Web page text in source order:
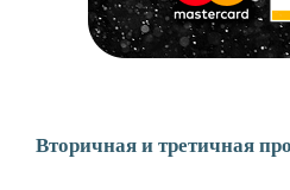
Вторичная и третичная